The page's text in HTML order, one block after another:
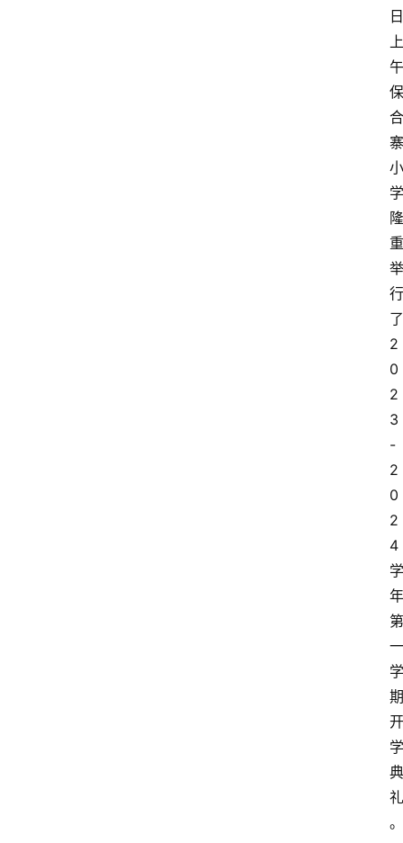
日
上
午
保
合
寨
小
学
隆
重
举
行
了
2
0
2
3
-
2
0
2
4
学
年
第
一
学
期
开
学
典
礼
。